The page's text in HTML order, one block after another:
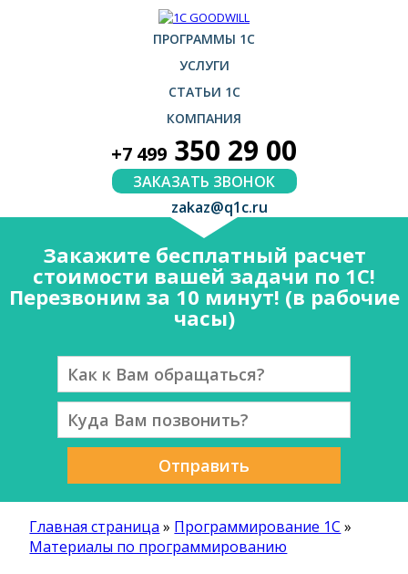
ПРОГРАММЫ 1С
УСЛУГИ
СТАТЬИ 1С
КОМПАНИЯ
+7 499 350 29 00
ЗАКАЗАТЬ ЗВОНОК
zakaz@q1c.ru
Закажите бесплатный расчет
стоимости вашей задачи по 1С!
Перезвоним за 10 минут! (в рабочие
часы)
Отправить
Главная страница » Программирование 1С »
Материалы по программированию